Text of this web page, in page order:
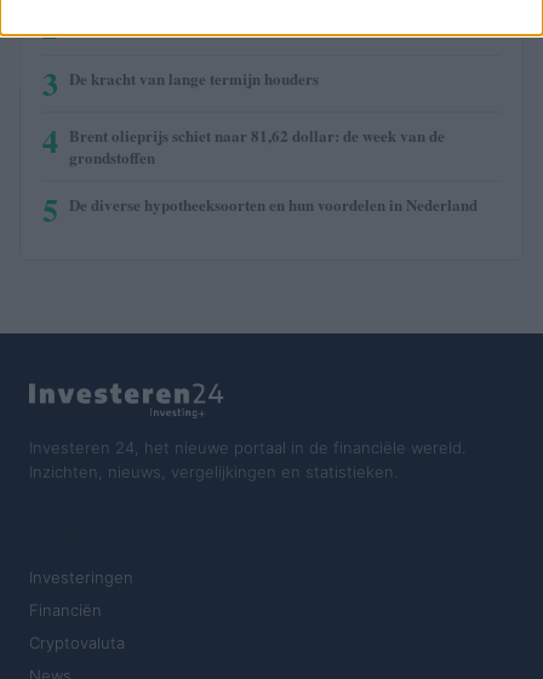
2
3 De kracht van lange termijn houders
4 Brent olieprijs schiet naar 81,62 dollar: de week van de
grondstoffen
5 De diverse hypotheeksoorten en hun voordelen in Nederland
Investeren 24, het nieuwe portaal in de financiële wereld.
Inzichten, nieuws, vergelijkingen en statistieken.
Investeringen
Financiën
Cryptovaluta